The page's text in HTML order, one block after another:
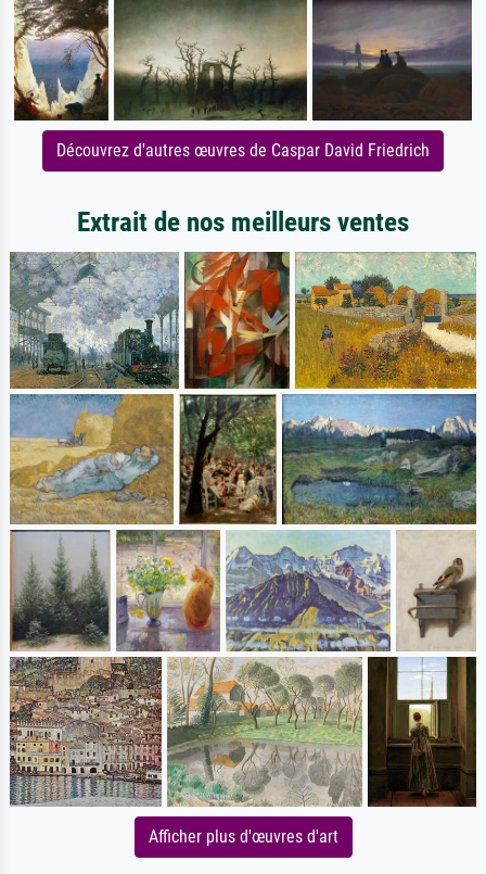
Découvrez d'autres œuvres de Caspar David Friedrich
Extrait de nos meilleurs ventes
Afficher plus d'œuvres d'art